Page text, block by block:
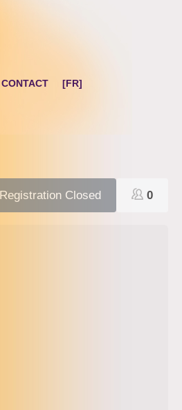
CONTACT [FR]
Registration Closed 0